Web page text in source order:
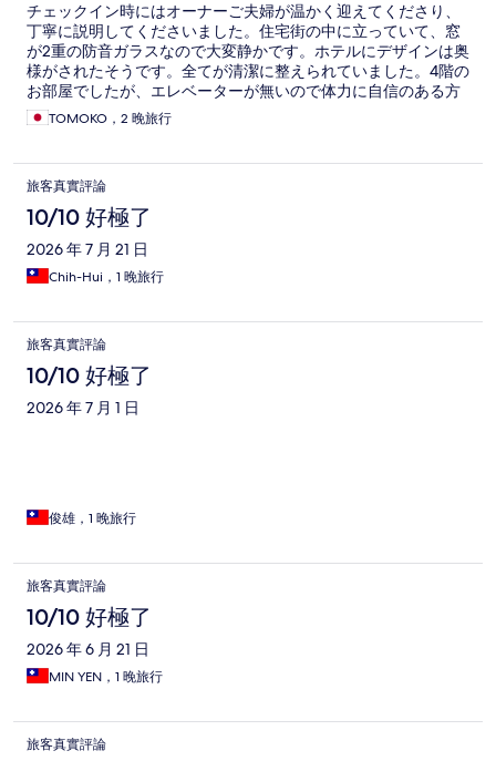
チェックイン時にはオーナーご夫婦が温かく迎えてくださり、
丁寧に説明してくださいました。住宅街の中に立っていて、窓
が2重の防音ガラスなので大変静かです。ホテルにデザインは奥
様がされたそうです。全てが清潔に整えられていました。4階の
お部屋でしたが、エレベーターが無いので体力に自信のある方
におすすめです。
TOMOKO，2 晚旅行
旅客真實評論
10/10 好極了
2026 年 7 月 21 日
Chih-Hui，1 晚旅行
旅客真實評論
10/10 好極了
2026 年 7 月 1 日
俊雄，1 晚旅行
旅客真實評論
10/10 好極了
2026 年 6 月 21 日
MIN YEN，1 晚旅行
旅客真實評論